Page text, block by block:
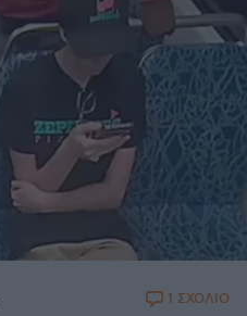
1 ΣΧΟΛΙΟ